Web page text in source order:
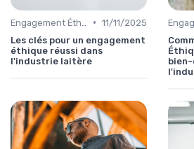
• 11/11/2025
Les clés pour un engagement
éthique réussi dans
l'industrie laitère